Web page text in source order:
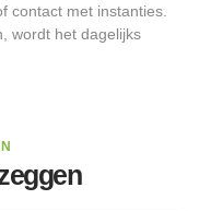
contact met instanties.
wordt het dagelijks